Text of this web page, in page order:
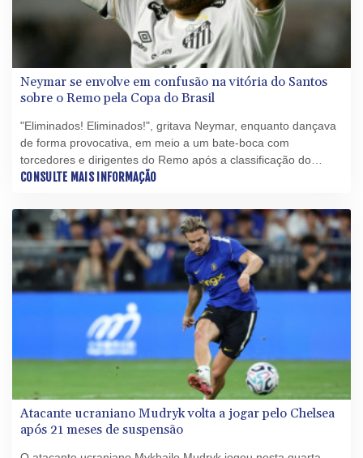
Neymar se envolve em confusão na vitória do Santos
sobre o Remo pela Copa do Brasil
"Eliminados! Eliminados!", gritava Neymar, enquanto dançava
de forma provocativa, em meio a um bate-boca com
torcedores e dirigentes do Remo após a classificação do
Santos para as quartas de final da Copa do Brasil.
CONSULTE MAIS INFORMAÇÃO
Atacante ucraniano Mudryk volta a jogar pelo Chelsea
após 21 meses de suspensão